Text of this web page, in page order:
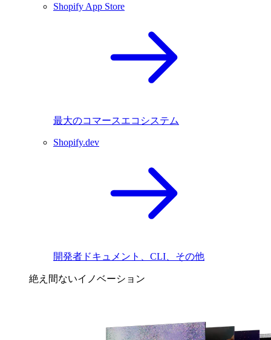
Shopify App Store
最大のコマースエコシステム
Shopify.dev
開発者ドキュメント、CLI、その他
絶え間ないイノベーション